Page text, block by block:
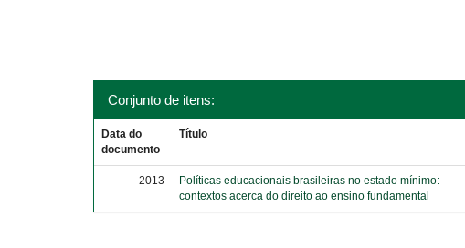
Conjunto de itens:
Data do
documento
Título
2013
Políticas educacionais brasileiras no estado mínimo:
contextos acerca do direito ao ensino fundamental